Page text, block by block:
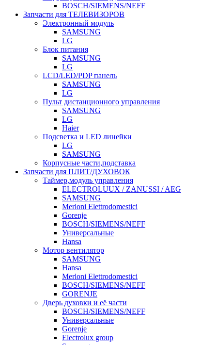
BOSCH/SIEMENS/NEFF
Запчасти для ТЕЛЕВИЗОРОВ
Электронный модуль
SAMSUNG
LG
Блок питания
SAMSUNG
LG
LCD/LED/PDP панель
SAMSUNG
LG
Пульт дистанционного управления
SAMSUNG
LG
Haier
Подсветка и LED линейки
LG
SAMSUNG
Корпусные части,подставка
Запчасти для ПЛИТ/ДУХОВОК
Таймер,модуль управления
ELECTROLUUX / ZANUSSI / AEG
SAMSUNG
Merloni Elettrodomestici
Gorenje
BOSCH/SIEMENS/NEFF
Универсальные
Hansa
Мотор вентилятор
SAMSUNG
Hansa
Merloni Elettrodomestici
BOSCH/SIEMENS/NEFF
GORENJE
Дверь духовки и её части
BOSCH/SIEMENS/NEFF
Универсальные
Gorenje
Electrolux group